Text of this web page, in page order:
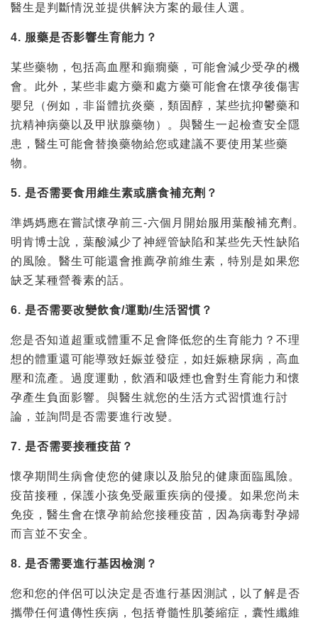
醫生是判斷情況並提供解決方案的最佳人選。
4. 服藥是否影響生育能力？
某些藥物，包括高血壓和癲癇藥，可能會減少受孕的機
會。此外，某些非處方藥和處方藥可能會在懷孕後傷害
嬰兒（例如，非甾體抗炎藥，類固醇，某些抗抑鬱藥和
抗精神病藥以及甲狀腺藥物）。與醫生一起檢查安全隱
患，醫生可能會替換藥物給您或建議不要使用某些藥
物。
5. 是否需要食用維生素或膳食補充劑？
準媽媽應在嘗試懷孕前三-六個月開始服用葉酸補充劑。
明肯博士說，葉酸減少了神經管缺陷和某些先天性缺陷
的風險。醫生可能還會推薦孕前維生素，特別是如果您
缺乏某種營養素的話。
6. 是否需要改變飲食/運動/生活習慣？
您是否知道超重或體重不足會降低您的生育能力？不理
想的體重還可能導致妊娠並發症，如妊娠糖尿病，高血
壓和流產。過度運動，飲酒和吸煙也會對生育能力和懷
孕產生負面影響。與醫生就您的生活方式習慣進行討
論，並詢問是否需要進行改變。
7. 是否需要接種疫苗？
懷孕期間生病會使您的健康以及胎兒的健康面臨風險。
疫苗接種，保護小孩免受嚴重疾病的侵擾。如果您尚未
免疫，醫生會在懷孕前給您接種疫苗，因為病毒對孕婦
而言並不安全。
8. 是否需要進行基因檢測？
您和您的伴侶可以決定是否進行基因測試，以了解是否
攜帶任何遺傳性疾病，包括脊髓性肌萎縮症，囊性纖維